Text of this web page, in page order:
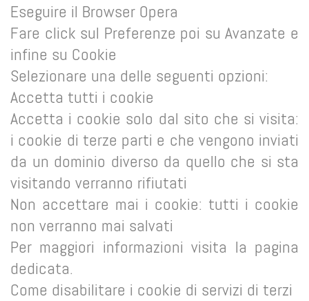
Eseguire il Browser Opera
Fare click sul Preferenze poi su Avanzate e
infine su Cookie
Selezionare una delle seguenti opzioni:
Accetta tutti i cookie
Accetta i cookie solo dal sito che si visita:
i cookie di terze parti e che vengono inviati
da un dominio diverso da quello che si sta
visitando verranno rifiutati
Non accettare mai i cookie: tutti i cookie
non verranno mai salvati
Per maggiori informazioni visita la pagina
dedicata.
Come disabilitare i cookie di servizi di terzi